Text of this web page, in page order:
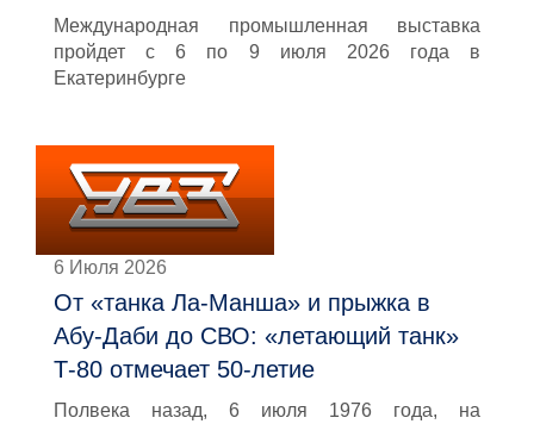
Международная промышленная выставка
пройдет с 6 по 9 июля 2026 года в
Екатеринбурге
6 Июля 2026
От «танка Ла-Манша» и прыжка в
Абу-Даби до СВО: «летающий танк»
Т-80 отмечает 50-летие
Полвека назад, 6 июля 1976 года, на